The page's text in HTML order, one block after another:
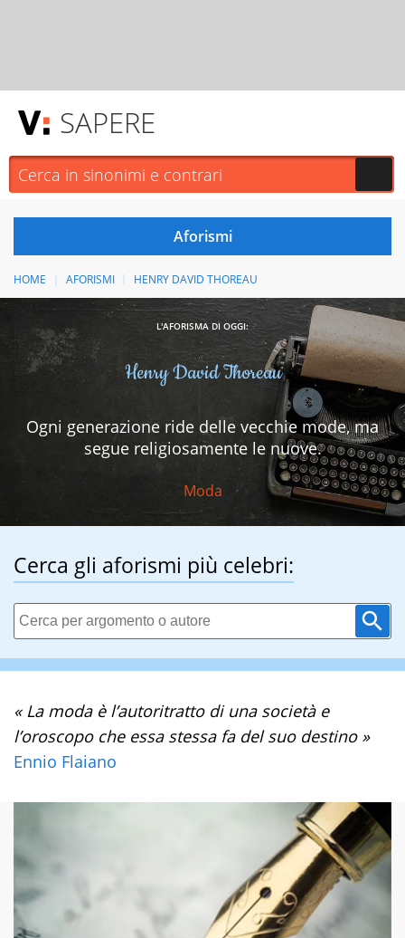
SAPERE
HOME AFORISMI HENRY DAVID THOREAU
L'AFORISMA DI OGGI:
Henry David Thoreau
Ogni generazione ride delle vecchie mode, ma
segue religiosamente le nuove.
Moda
Cerca gli aforismi più celebri:
« La moda è l’autoritratto di una società e
l’oroscopo che essa stessa fa del suo destino »
Ennio Flaiano